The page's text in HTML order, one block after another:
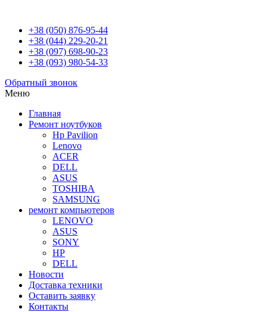
+38 (050) 876-95-44
+38 (044) 229-20-21
+38 (097) 698-90-23
+38 (093) 980-54-33
Обратный звонок
Меню
Главная
Ремонт ноутбуков
Hp Pavilion
Lenovo
ACER
DELL
ASUS
TOSHIBA
SAMSUNG
ремонт компьютеров
LENOVO
ASUS
SONY
HP
DELL
Новости
Доставка техники
Оставить заявку
Контакты